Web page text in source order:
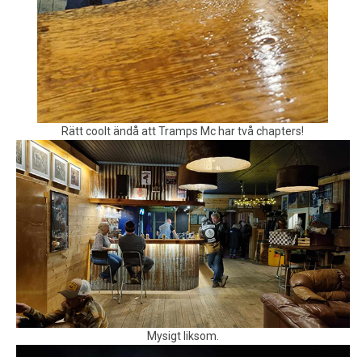
Rätt coolt ändå att Tramps Mc har två chapters!
Mysigt liksom.